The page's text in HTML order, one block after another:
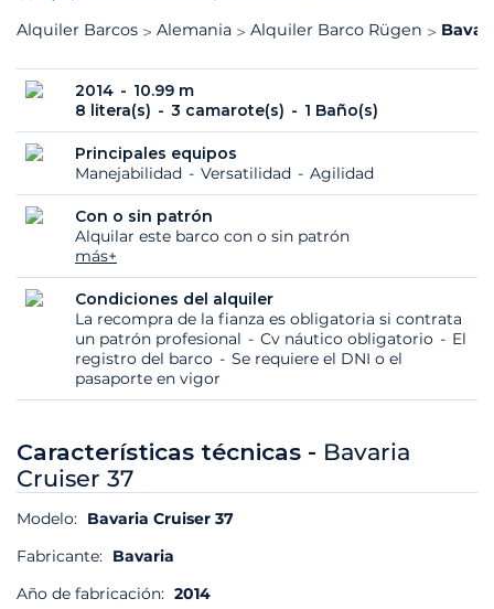
Alquiler Barcos
Alemania Alquiler Barco Rügen
2014
10.99 m
8 litera(s)
3 camarote(s) 1 Baño(s)
Principales equipos
Manejabilidad
Versatilidad Agilidad
Con o sin patrón
Alquilar este barco con o sin patrón
más+
Condiciones del alquiler
La recompra de la fianza es obligatoria si contrata
un patrón profesional
Cv náutico obligatorio
El
registro del barco
Se requiere el DNI o el
pasaporte en vigor
Características técnicas - Bavaria
Cruiser 37
Modelo: Bavaria Cruiser 37
Fabricante: Bavaria
Año de fabricación: 2014